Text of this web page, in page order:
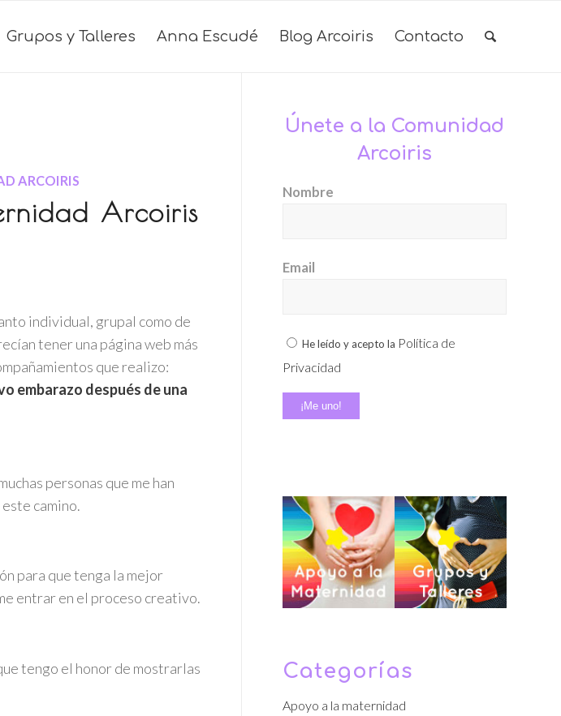
Grupos y Talleres Anna Escudé Blog Arcoiris Contacto
ARCOIRIS
Arcoiris
individual, grupal como de
tener una página web más
que realizo:
embarazo después de una
personas que me han
camino.
para que tenga la mejor
entrar en el proceso creativo.
tengo el honor de mostrarlas
Únete a la Comunidad
Arcoiris
Nombre
Email
He leído y acepto la Política de
Privacidad
Categorías
Apoyo a la maternidad